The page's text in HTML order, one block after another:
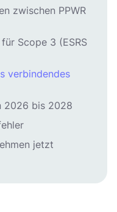
zwischen PPWR
Scope 3 (ESRS
verbindendes
2026 bis 2028
jetzt